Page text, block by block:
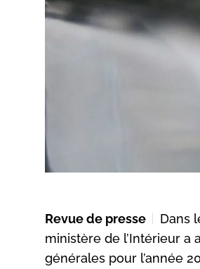
Revue de presse
Dans
ministère de l’Intérieur a
générales pour l’année